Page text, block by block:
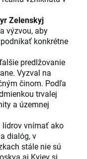
Zelenskyj
výzvou, aby
konkrétne
predlžovanie
Vyzval na
činom. Podľa
trvalej
a územnej
lídrov vnímať ako
dialóg, v
stále nie sú